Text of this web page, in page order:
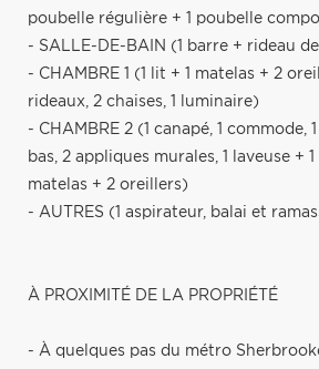
poubelle régulière + 1 poubelle
- SALLE-DE-BAIN (1 barre + rideau
- CHAMBRE 1 (1 lit + 1 matelas + 2
rideaux, 2 chaises, 1 luminaire)
- CHAMBRE 2 (1 canapé, 1 commode,
bas, 2 appliques murales, 1 laveuse + 1
matelas + 2 oreillers)
- AUTRES (1 aspirateur, balai et
À PROXIMITÉ DE LA PROPRIÉTÉ
- À quelques pas du métro